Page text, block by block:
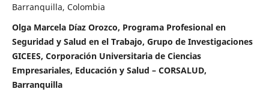
Barranquilla, Colombia
Olga Marcela Díaz Orozco, Programa Profesional en
Seguridad y Salud en el Trabajo, Grupo de Investigaciones
GICEES, Corporación Universitaria de Ciencias
Empresariales, Educación y Salud – CORSALUD,
Barranquilla